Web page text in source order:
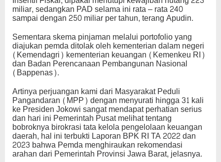
miliar, sedangkan PAD selama ini rata – rata 240
sampai dengan 250 miliar per tahun, terang Apudin.
Sementara skema pinjaman melalui portofolio yang
diajukan pemda ditolak oleh kementerian dalam negeri
(Kemendagri) kementerian keuangan (Kemenkeu RI)
dan Badan Perencanaan Pembangunan Nasional
(Bappenas).
Artinya perjuangan kami dari Masyarakat Peduli
Pangandaran (MPP) dengan menyurati hingga 31 kali
ke Presiden Jokowi sangat mendapat perhatian serius
dan hari ini Pemerintah Pusat melihat tentang
bobroknya birokrasi tata kelola pengelolaan keuangan
daerah, hal ini terbukti Laporan BPK RI TA 2022 dan
2023 bahwa Pemda menghiraukan rekomendasi
arahan dari Pemerintah Provinsi Jawa Barat, jelasnya.